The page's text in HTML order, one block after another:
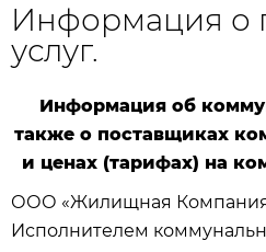
Информация о
услуг.
Информация об
также о поставщиках
и ценах (тарифах) на
ООО «Жилищная
Исполнителем